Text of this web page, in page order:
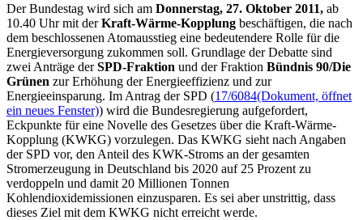
Der Bundestag wird sich am Donnerstag, 27. Oktober 2011, ab
10.40 Uhr mit derKraft-Wärme-Kopplung beschäftigen, die nach
dem beschlossenen Atomausstieg eine bedeutendere Rolle für die
Energieversorgung zukommen soll. Grundlage der Debatte sind
zwei Anträge derSPD-Fraktion und der Fraktion Bündnis 90/Die
Grünen zur Erhöhung der Energieeffizienz und zur
Energieeinsparung. Im Antrag der SPD (17/6084(Dokument, öffnet
ein neues Fenster)) wird die Bundesregierung aufgefordert,
Eckpunkte für eine Novelle des Gesetzes über die Kraft-Wärme-
Kopplung (KWKG) vorzulegen. Das KWKG sieht nach Angaben
der SPD vor, den Anteil des KWK-Stroms an der gesamten
Stromerzeugung in Deutschland bis 2020 auf 25 Prozent zu
verdoppeln und damit 20 Millionen Tonnen
Kohlendioxidemissionen einzusparen. Es sei aber unstrittig, dass
dieses Ziel mit dem KWKG nicht erreicht werde.